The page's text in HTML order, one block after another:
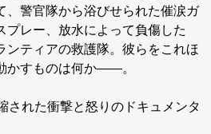
、警官隊から浴びせられた催涙ガ
プレー、放水によって負傷した
ンティアの救護隊。彼らをこれほ
かすものは何か――。
された衝撃と怒りのドキュメンタ